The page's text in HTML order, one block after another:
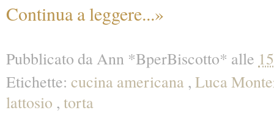
Continua a leggere...»
Pubblicato daAnn *BperBiscotto* alle
Etichette: cucina americana , Luca
lattosio , torta